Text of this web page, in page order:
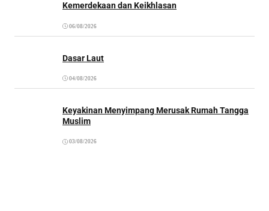
Kemerdekaan dan Keikhlasan
06/08/2026
Dasar Laut
04/08/2026
Keyakinan Menyimpang Merusak Rumah Tangga
Muslim
03/08/2026